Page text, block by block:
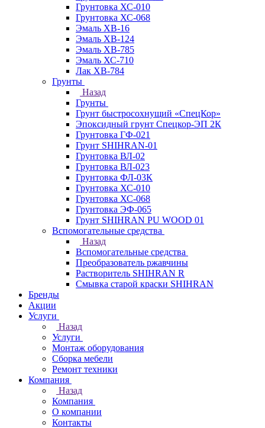
Грунтовка ХС-010
Грунтовка ХС-068
Эмаль ХВ-16
Эмаль ХВ-124
Эмаль ХВ-785
Эмаль ХС-710
Лак ХВ-784
Грунты
Назад
Грунты
Грунт быстросохнущий «СпецКор»
Эпоксидный грунт Спецкор-ЭП 2К
Грунтовка ГФ-021
Грунт SHIHRAN-01
Грунтовка ВЛ-02
Грунтовка ВЛ-023
Грунтовка ФЛ-03К
Грунтовка ХС-010
Грунтовка ХС-068
Грунтовка ЭФ-065
Грунт SHIHRAN PU WOOD 01
Вспомогательные средства
Назад
Вспомогательные средства
Преобразователь ржавчины
Растворитель SHIHRAN R
Смывка старой краски SHIHRAN
Бренды
Акции
Услуги
Назад
Услуги
Монтаж оборудования
Сборка мебели
Ремонт техники
Компания
Назад
Компания
О компании
Контакты